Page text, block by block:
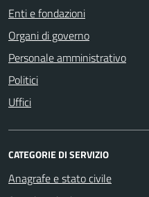
Enti e fondazioni
Organi di governo
Personale amministrativo
Politici
Uffici
CATEGORIE DI SERVIZIO
Anagrafe e stato civile